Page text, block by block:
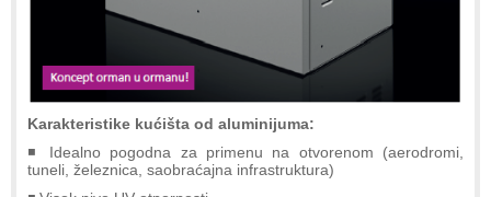
Karakteristike kućišta od aluminijuma:
◾ Idealno pogodna za primenu na otvorenom (aerodromi,
tuneli, železnica, saobraćajna infrastruktura)